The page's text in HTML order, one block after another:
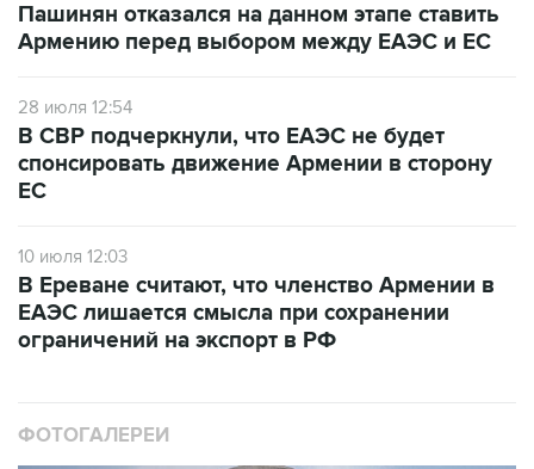
Пашинян отказался на данном этапе ставить
Армению перед выбором между ЕАЭС и ЕС
28 июля 12:54
В СВР подчеркнули, что ЕАЭС не будет
спонсировать движение Армении в сторону
ЕС
10 июля 12:03
В Ереване считают, что членство Армении в
ЕАЭС лишается смысла при сохранении
ограничений на экспорт в РФ
ФОТОГАЛЕРЕИ